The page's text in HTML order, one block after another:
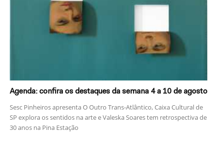
Agenda: confira os destaques da semana 4 a 10 de agosto
Sesc Pinheiros apresenta O Outro Trans-Atlântico, Caixa Cultural de
SP explora os sentidos na arte e Valeska Soares tem retrospectiva de
30 anos na Pina Estação